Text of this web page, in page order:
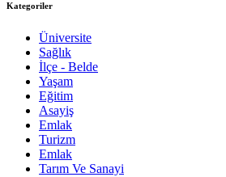
Kategoriler
Üniversite
Sağlık
İlçe - Belde
Yaşam
Eğitim
Asayiş
Emlak
Turizm
Emlak
Tarım Ve Sanayi